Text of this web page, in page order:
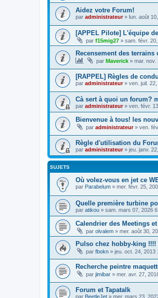
Aidez votre Forum!
par administrateur» lun. août
[APPEL Pilote] L'équipe
par f15mig27 » sam. févr.
Recensement des
par Maverick » mar. nov.
[RAPPEL] Règles de
par administrateur» ven. juil.
Cà sert à quoi un forum?
par administrateur» ven. févr.
Bienvenue à tous! les
par administrateur» ven.
Règle d'utilisation du
par administrateur» jeu. janv.
SUJETS
Où volez-vous en jet ce
par Parabelum » mer. févr. 25,
Quelle première turbine
par atikou » sam. mars 07, 2026
Calendrier des Meetings
par olvalem » mer. août 30,
Pulso chez hobby-king !!!!
par fbokn » jeu. oct. 24, 2013
Recherche peintre
par jimibar » mer. avr. 27,
Forum et Tapatalk
par BeetleJet » mer. mars 23,